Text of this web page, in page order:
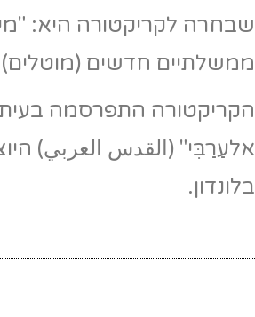
שבחרה לקריקטורה היא:
ממשלתיים חדשים
הקריקטורה התפרסמה
אלעַרַבִּי" (القدس العربي)
בלונדון.